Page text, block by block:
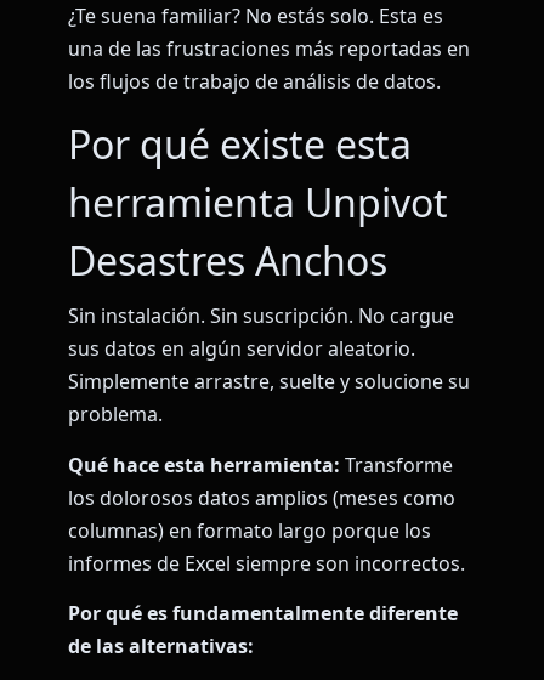
¿Te suena familiar? No estás solo. Esta es
una de las frustraciones más reportadas en
los flujos de trabajo de análisis de datos.
Por qué existe esta
herramienta Unpivot
Desastres Anchos
Sin instalación. Sin suscripción. No cargue
sus datos en algún servidor aleatorio.
Simplemente arrastre, suelte y solucione su
problema.
Qué hace esta herramienta: Transforme
los dolorosos datos amplios (meses como
columnas) en formato largo porque los
informes de Excel siempre son incorrectos.
Por qué es fundamentalmente diferente
de las alternativas: